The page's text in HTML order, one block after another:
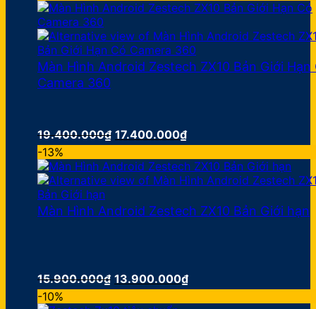
là:
12.500.000₫.
tại
là:
11.500.000₫.
Màn Hình Android Zestech ZX10 Bản Giới Hạn
Camera 360
19.400.000₫ Giá
gốc
là:
19.400.000₫.
17.400.000₫Giá
hiện
tại
là:
17.400.000₫.
-13%
Màn Hình Android Zestech ZX10 Bản Giới hạn
15.900.000₫ Giá
gốc
13.900.000₫Giá
hiện
-10%